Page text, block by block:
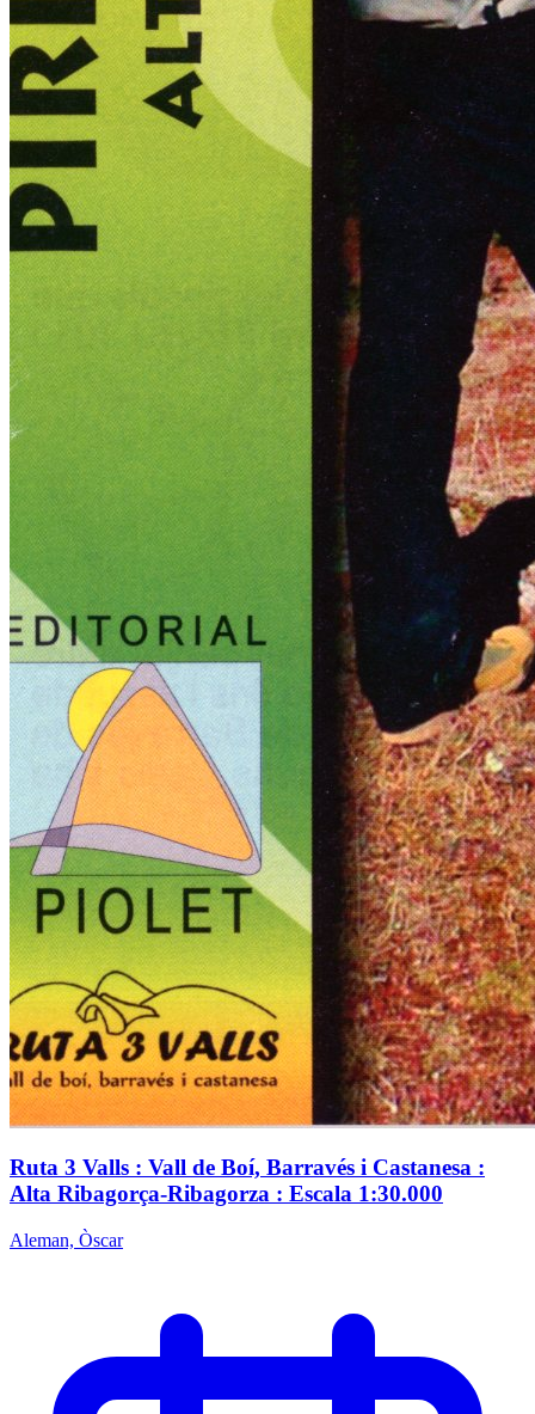
Ruta 3 Valls : Vall de Boí, Barravés i Castanesa :
Alta Ribagorça-Ribagorza : Escala 1:30.000
Aleman, Òscar